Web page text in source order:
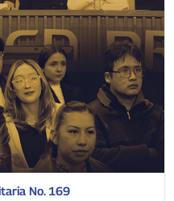
No. 169